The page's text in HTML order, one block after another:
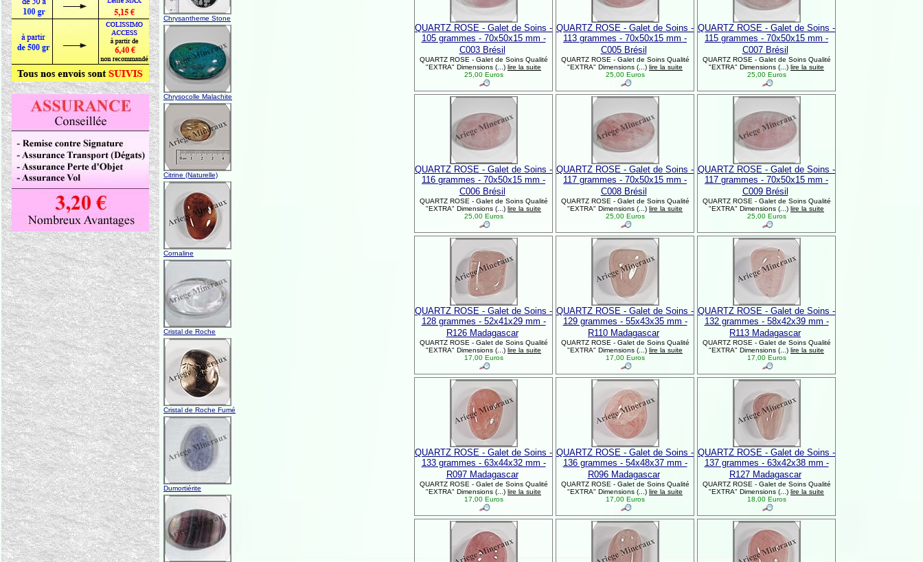
Chrysantheme Stone
Chrysocolle Malachite
Citrine (Naturelle)
Cornaline
Cristal de Roche
Cristal de Roche Fumé
Dumortiérite
QUARTZ ROSE - Galet de Soins -
105 grammes - 70x50x15 mm -
C003 Brésil
QUARTZ ROSE - Galet de Soins Qualité
"EXTRA" Dimensions (...) lire la suite
25,00 Euros
QUARTZ ROSE - Galet de Soins -
113 grammes - 70x50x15 mm -
C005 Brésil
QUARTZ ROSE - Galet de Soins Qualité
"EXTRA" Dimensions (...) lire la suite
25,00 Euros
QUARTZ ROSE - Galet de Soins -
115 grammes - 70x50x15 mm -
C007 Brésil
QUARTZ ROSE - Galet de Soins Qualité
"EXTRA" Dimensions (...) lire la suite
25,00 Euros
QUARTZ ROSE - Galet de Soins -
116 grammes - 70x50x15 mm -
C006 Brésil
QUARTZ ROSE - Galet de Soins Qualité
"EXTRA" Dimensions (...) lire la suite
25,00 Euros
QUARTZ ROSE - Galet de Soins -
117 grammes - 70x50x15 mm -
C008 Brésil
QUARTZ ROSE - Galet de Soins Qualité
"EXTRA" Dimensions (...) lire la suite
25,00 Euros
QUARTZ ROSE - Galet de Soins -
117 grammes - 70x50x15 mm -
C009 Brésil
QUARTZ ROSE - Galet de Soins Qualité
"EXTRA" Dimensions (...) lire la suite
25,00 Euros
QUARTZ ROSE - Galet de Soins -
128 grammes - 52x41x29 mm -
R126 Madagascar
QUARTZ ROSE - Galet de Soins Qualité
"EXTRA" Dimensions (...) lire la suite
17,00 Euros
QUARTZ ROSE - Galet de Soins -
129 grammes - 55x43x35 mm -
R110 Madagascar
QUARTZ ROSE - Galet de Soins Qualité
"EXTRA" Dimensions (...) lire la suite
17,00 Euros
QUARTZ ROSE - Galet de Soins -
132 grammes - 58x42x39 mm -
R113 Madagascar
QUARTZ ROSE - Galet de Soins Qualité
"EXTRA" Dimensions (...) lire la suite
17,00 Euros
QUARTZ ROSE - Galet de Soins -
133 grammes - 63x44x32 mm -
R097 Madagascar
QUARTZ ROSE - Galet de Soins Qualité
"EXTRA" Dimensions (...) lire la suite
17,00 Euros
QUARTZ ROSE - Galet de Soins -
136 grammes - 54x48x37 mm -
R096 Madagascar
QUARTZ ROSE - Galet de Soins Qualité
"EXTRA" Dimensions (...) lire la suite
17,00 Euros
QUARTZ ROSE - Galet de Soins -
137 grammes - 63x42x38 mm -
R127 Madagascar
QUARTZ ROSE - Galet de Soins Qualité
"EXTRA" Dimensions (...) lire la suite
18,00 Euros